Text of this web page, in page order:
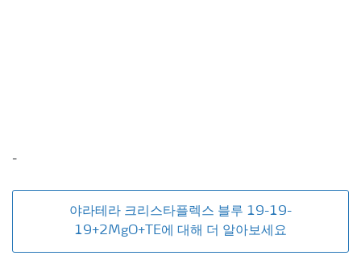
-
야라테라 크리스타플렉스 블루 19-19-
19+2MgO+TE에 대해 더 알아보세요